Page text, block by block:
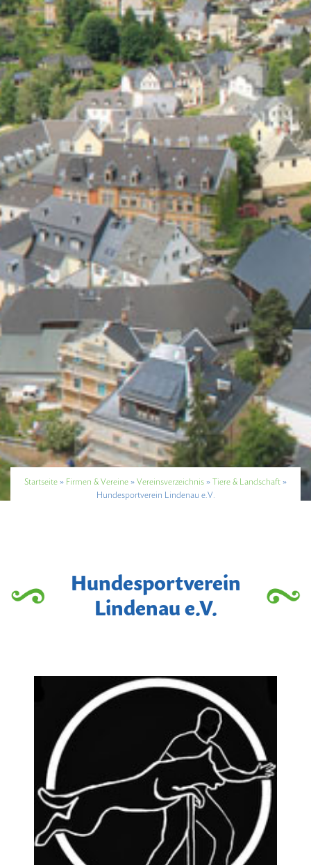
Startseite » Firmen & Vereine » Vereinsverzeichnis » Tiere & Landschaft »
Hundesportverein Lindenau e.V.
Hundesportverein
Lindenau e.V.